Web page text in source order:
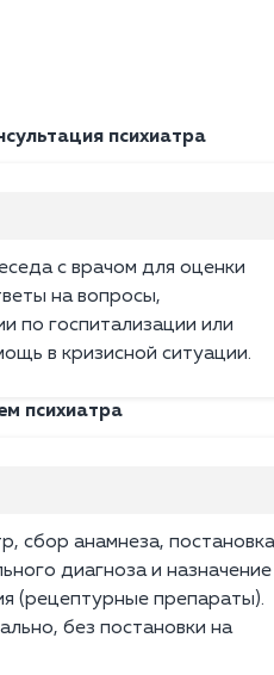
психиатра
с врачом для оценки
на вопросы,
по госпитализации или
в кризисной ситуации.
психиатра
сбор анамнеза, постановка
диагноза и назначение
(рецептурные препараты).
без постановки на